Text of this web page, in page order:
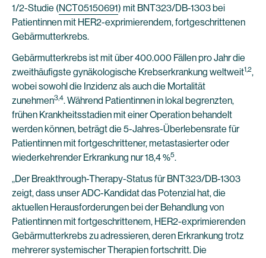
1/2-Studie (NCT05150691) mit BNT323/DB-1303 bei
Patientinnen mit HER2-exprimierendem, fortgeschrittenen
Gebärmutterkrebs.
Gebärmutterkrebs ist mit über 400.000 Fällen pro Jahr die
zweithäufigste gynäkologische Krebserkrankung weltweit1,2,
wobei sowohl die Inzidenz als auch die Mortalität
zunehmen3,4. Während Patientinnen in lokal begrenzten,
frühen Krankheitsstadien mit einer Operation behandelt
werden können, beträgt die 5-Jahres-Überlebensrate für
Patientinnen mit fortgeschrittener, metastasierter oder
wiederkehrender Erkrankung nur 18,4 %5.
„Der Breakthrough-Therapy-Status für BNT323/DB-1303
zeigt, dass unser ADC-Kandidat das Potenzial hat, die
aktuellen Herausforderungen bei der Behandlung von
Patientinnen mit fortgeschrittenem, HER2-exprimierenden
Gebärmutterkrebs zu adressieren, deren Erkrankung trotz
mehrerer systemischer Therapien fortschritt. Die